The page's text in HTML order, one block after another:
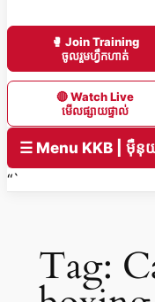
🥊 Join Training
ចូលរួមហ្វឹកហាត់
🔴 Watch Live
មើលផ្សាយផ្ទាល់
☰ Menu KKB | ម៉ឺនុ
“`
Tag: